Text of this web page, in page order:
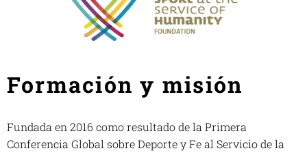
Formación y misión
Fundada en 2016 como resultado de la Primera
Conferencia Global sobre Deporte y Fe al Servicio de la